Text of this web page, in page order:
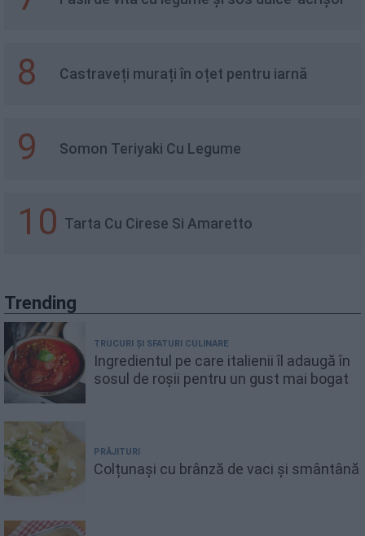
8 Castraveți murați în oțet pentru iarnă
9 Somon Teriyaki Cu Legume
10 Tarta Cu Cirese Si Amaretto
Trending
TRUCURI ȘI SFATURI CULINARE
Ingredientul pe care italienii îl adaugă în
sosul de roșii pentru un gust mai bogat
PRĂJITURI
Colțunași cu brânză de vaci și smântână